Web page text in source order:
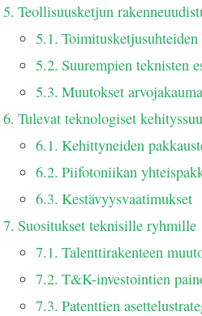
Teollisuusketjun
Suurempien teknisten
Muutokset
Tulevat teknologiset
Kehittyneiden
Piifotoniikan
Kestävyysvaatimukset
Suositukset teknisille ryhmille
Talenttirakenteen
T&K-investointien
Patenttien